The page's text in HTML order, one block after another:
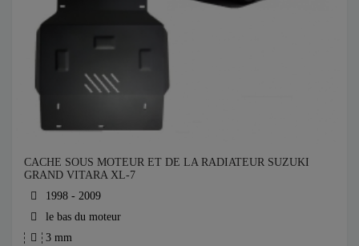
CACHE SOUS MOTEUR ET DE LA RADIATEUR SUZUKI
GRAND VITARA XL-7
1998 - 2009
le bas du moteur
3 mm